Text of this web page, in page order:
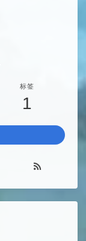
标签
1